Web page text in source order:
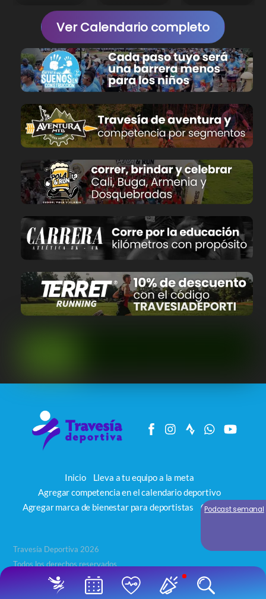
Ver Calendario completo
Inicio
Lleva a tu equipo a la meta
Agregar competencia en el calendario deportivo
Agregar marca de bienestar para deportistas
Contacto
Travesía Deportiva 2026
Todos los derechos reservados
Podcast semanal